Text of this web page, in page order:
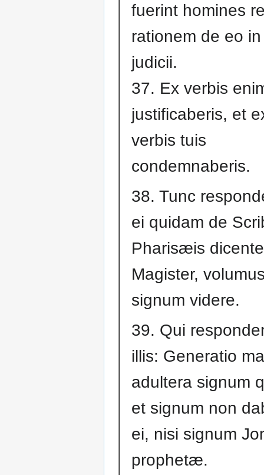
fuerint homines
rationem de eo
judicii.
37. Ex verbis
justificaberis, et
verbis tuis
condemnaberis.
38. Tunc
ei quidam de
Pharisæis
Magister,
signum videre.
39. Qui
illis: Generatio
adultera signum
et signum non
ei, nisi signum
prophetæ.